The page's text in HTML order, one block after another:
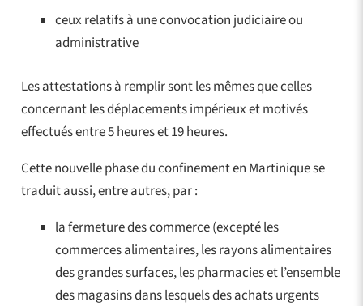
ceux relatifs à une convocation judiciaire ou
administrative
Les attestations à remplir sont les mêmes que celles
concernant les déplacements impérieux et motivés
effectués entre 5 heures et 19 heures.
Cette nouvelle phase du confinement en Martinique se
traduit aussi, entre autres, par :
la fermeture des commerce (excepté les
commerces alimentaires, les rayons alimentaires
des grandes surfaces, les pharmacies et l’ensemble
des magasins dans lesquels des achats urgents